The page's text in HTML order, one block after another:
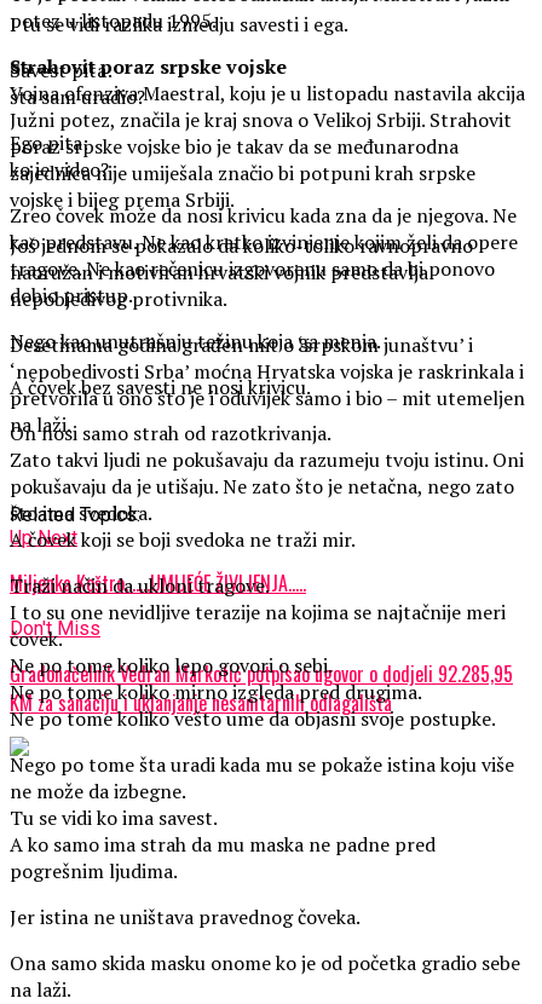
potez u listopadu 1995.
Strahovit poraz srpske vojske
Vojna ofenziva Maestral, koju je u listopadu nastavila akcija
Južni potez, značila je kraj snova o Velikoj Srbiji. Strahovit
poraz srpske vojske bio je takav da se međunarodna
zajednica nije umiješala značio bi potpuni krah srpske
vojske i bijeg prema Srbiji.
Još jednom se pokazalo da koliko-toliko ravnopravno
naoružan i motiviran hrvatski vojnik predstavlja
nepobjedivog protivnika.
Desetinama godina građen mit o ‘srpskom junaštvu’ i
‘nepobedivosti Srba’ moćna Hrvatska vojska je raskrinkala i
pretvorila u ono što je i oduvijek samo i bio – mit utemeljen
na laži.
Related Topics:
Up Next
Miljenka Koštro…….UMIJEĆE ŽIVLJENJA…..
Don't Miss
Gradonačelnik Vedran Markotić potpisao ugovor o dodjeli 92.285,95
KM za sanaciju i uklanjanje nesanitarnih odlagališta
I tu se vidi razlika izmedju savesti i ega.
Savest pita:
šta sam uradio?
Ego pita:
ko je video?
Zreo čovek može da nosi krivicu kada zna da je njegova. Ne
kao predstavu. Ne kao kratko izvinjenje kojim želi da opere
tragove. Ne kao rečenicu izgovorenu samo da bi ponovo
dobio pristup.
Nego kao unutrašnju težinu koja ga menja.
A čovek bez savesti ne nosi krivicu.
On nosi samo strah od razotkrivanja.
Zato takvi ljudi ne pokušavaju da razumeju tvoju istinu. Oni
pokušavaju da je utišaju. Ne zato što je netačna, nego zato
što ima svedoka.
A čovek koji se boji svedoka ne traži mir.
Traži način da ukloni tragove.
I to su one nevidljive terazije na kojima se najtačnije meri
čovek.
Ne po tome koliko lepo govori o sebi.
Ne po tome koliko mirno izgleda pred drugima.
Ne po tome koliko vešto ume da objasni svoje postupke.
Nego po tome šta uradi kada mu se pokaže istina koju više
ne može da izbegne.
Tu se vidi ko ima savest.
A ko samo ima strah da mu maska ne padne pred
pogrešnim ljudima.
Jer istina ne uništava pravednog čoveka.
Ona samo skida masku onome ko je od početka gradio sebe
na laži.